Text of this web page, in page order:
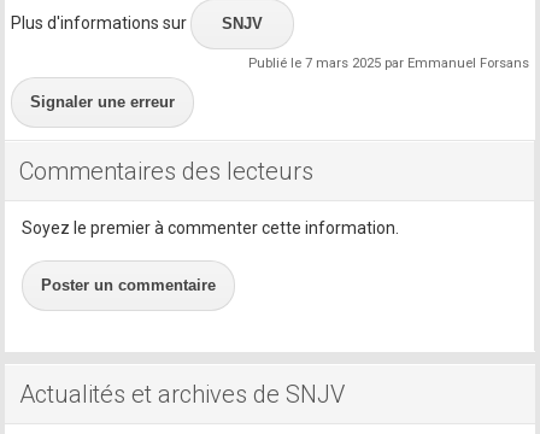
Plus d'informations sur SNJV
Publié le 7 mars 2025 par Emmanuel Forsans
Signaler une erreur
Commentaires des lecteurs
Soyez le premier à commenter cette information.
Poster un commentaire
Actualités et archives de SNJV